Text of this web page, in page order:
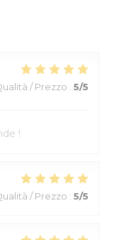
/ Prezzo : 5/5
!
/ Prezzo : 5/5